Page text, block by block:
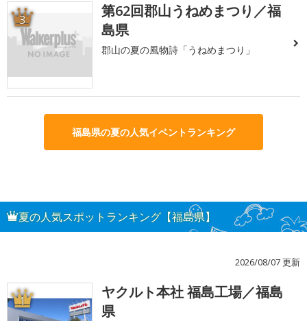
3
第62回郡山うねめまつり／福
島県
郡山の夏の風物詩「うねめまつり」
福島県の夏の人気イベントランキング
夏の人気スポットランキング【福島県】
2026/08/07 更新
1
ヤクルト本社 福島工場／福島
県